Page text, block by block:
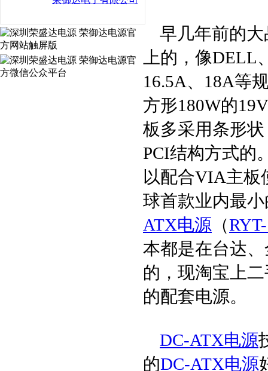
早几年前的大
上的，像
16.5A、18A等
方形180W的
板多采用条形
PCI结构方式的
以配合VIA主板
球首款业内最
ATX电源 （
本都是在台达
的，现淘宝上
的配套电源。
DC-ATX电源
的DC-ATX电源